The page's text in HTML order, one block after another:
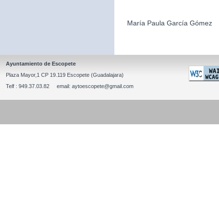
María Paula García Gómez
Ayuntamiento de Escopete
Plaza Mayor,1 CP 19.119 Escopete (Guadalajara)
Telf : 949.37.03.82 email: aytoescopete@gmail.com